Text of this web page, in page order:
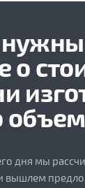
о
дня мы
вышлем